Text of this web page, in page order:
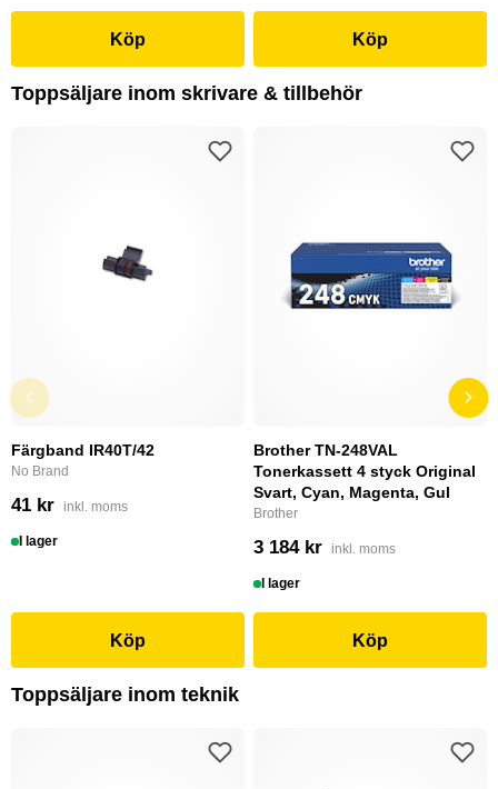
Köp Köp
Toppsäljare inom skrivare & tillbehör
Färgband IR40T/42
No Brand
41 kr inkl. moms
I lager
Köp
Brother TN-248VAL
Tonerkassett 4 styck Original
Svart, Cyan, Magenta, Gul
Brother
3 184 kr inkl. moms
I lager
Köp
Toppsäljare inom teknik